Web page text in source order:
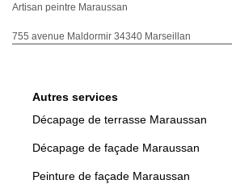
Artisan peintre Maraussan
755 avenue Maldormir 34340 Marseillan
Autres services
Décapage de terrasse Maraussan
Décapage de façade Maraussan
Peinture de façade Maraussan